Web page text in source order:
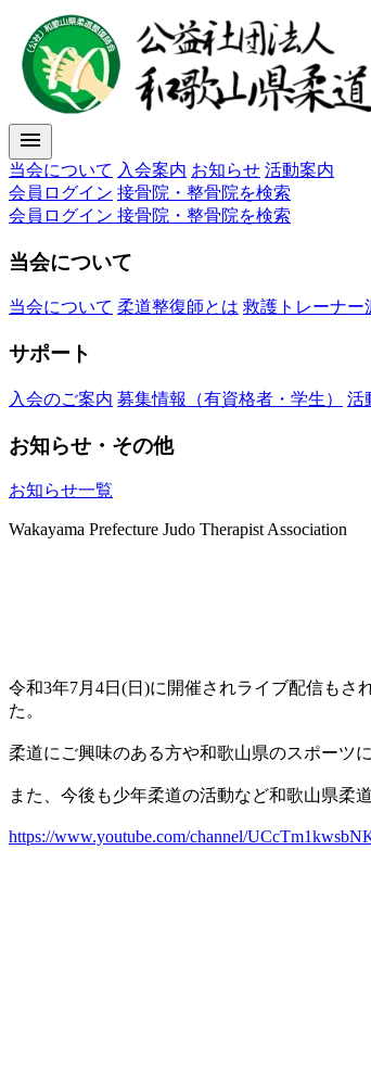
menu
当会について 入会案内 お知らせ 活動案内
会員ログイン 接骨院・整骨院を検索
会員ログイン 接骨院・整骨院を検索
当会について
当会について 柔道整復師とは 救護トレーナー
サポート
入会のご案内 募集情報（有資格者・学生） 活
お知らせ・その他
お知らせ一覧
Wakayama Prefecture Judo Therapist Association
令和3年7月4日(日)に開催されライブ配信もさ
た。
柔道にご興味のある方や和歌山県のスポーツ
また、今後も少年柔道の活動など和歌山県柔
https://www.youtube.com/channel/